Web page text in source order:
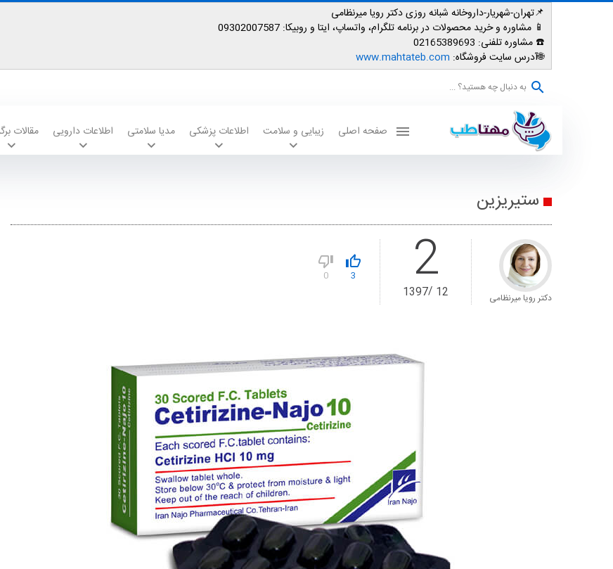
📌تهران-شهریار-داروخانه شبانه روزی دکتر رویا میرنظامی
📱 مشاوره و خرید محصولات در برنامه تلگرام، واتساپ، ایتا و روبیکا: 09302007587
☎️ مشاوره تلفنی:
🌐آدرس سایت فروشگاه: www.mahtateb.com
به دنبال چه هستید؟ ...
صفحه اصلی زیبایی و سلامت اطلاعات پزشکی مدیا سلامتی اطلاعات دارویی مقالات
ستیریزین
دکتر رویا میرنظامی 212
1397
3
0